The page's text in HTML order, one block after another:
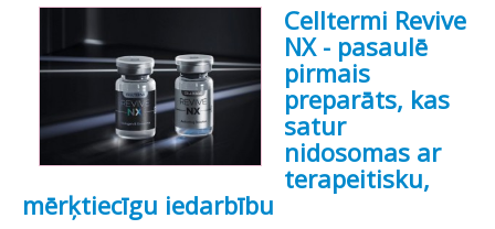
Celltermi Revive
NX - pasaulē
pirmais
preparāts, kas
satur
nidosomas ar
terapeitisku,
mērķtiecīgu iedarbību